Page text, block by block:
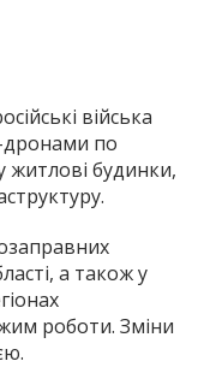
війська
дронами по
житлові будинки,
а також у
роботи. Зміни